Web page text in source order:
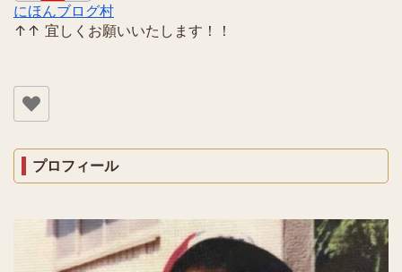
にほんブログ村
↑↑ 宜しくお願いいたします！！
プロフィール